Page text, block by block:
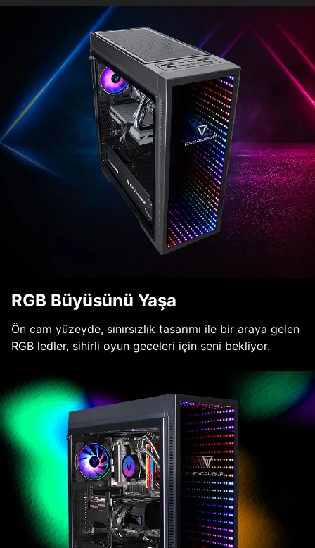
RGB Büyüsünü Yaşa
Ön cam yüzeyde, sınırsızlık tasarımı ile bir araya gelen
RGB ledler, sihirli oyun geceleri için seni bekliyor.